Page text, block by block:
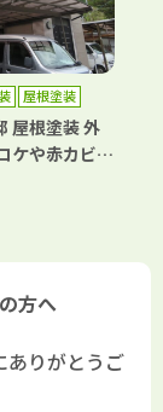
屋根塗装
屋根塗装 外
ケや赤カビ発
ト「パーフ
方へ
ありがとうご